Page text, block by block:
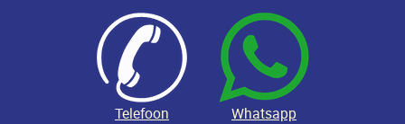
Telefoon
Whatsapp